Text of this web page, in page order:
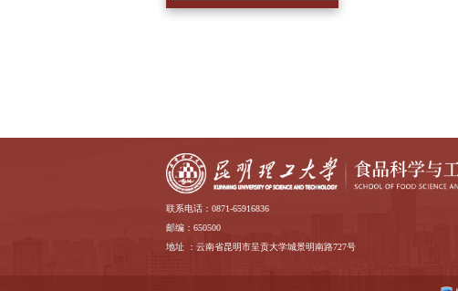
联系电话：0871-65916836
邮编：650500
地址 ：云南省昆明市呈贡大学城景明南路727号